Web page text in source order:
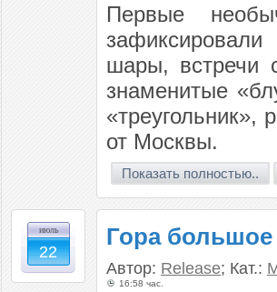
Первые
шары, встречи
знаменитые
«треугольник»,
от Москвы.
Показать полностью..
июль
22
Гора большое
Автор: Release; Кат.:
16:58 час.